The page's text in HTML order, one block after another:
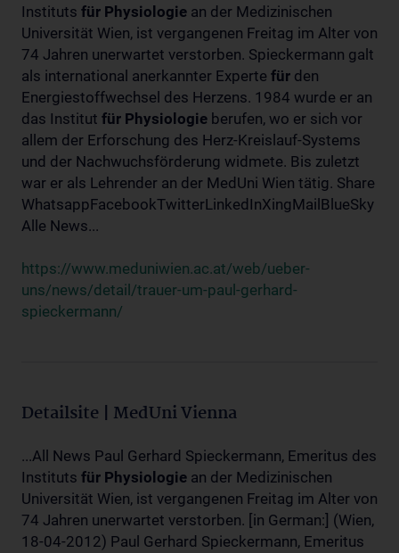
Instituts für Physiologie an der Medizinischen
Universität Wien, ist vergangenen Freitag im Alter von
74 Jahren unerwartet verstorben. Spieckermann galt
als international anerkannter Experte für den
Energiestoffwechsel des Herzens. 1984 wurde er an
das Institut für Physiologie berufen, wo er sich vor
allem der Erforschung des Herz-Kreislauf-Systems
und der Nachwuchsförderung widmete. Bis zuletzt
war er als Lehrender an der MedUni Wien tätig. Share
WhatsappFacebookTwitterLinkedInXingMailBlueSky
Alle News...
https://www.meduniwien.ac.at/web/ueber-
uns/news/detail/trauer-um-paul-gerhard-
spieckermann/
Detailsite | MedUni Vienna
...All News Paul Gerhard Spieckermann, Emeritus des
Instituts für Physiologie an der Medizinischen
Universität Wien, ist vergangenen Freitag im Alter von
74 Jahren unerwartet verstorben. [in German:] (Wien,
18-04-2012) Paul Gerhard Spieckermann, Emeritus